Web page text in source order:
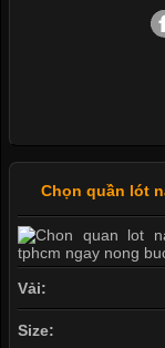
Chọn quần lót
Vải:
Size: